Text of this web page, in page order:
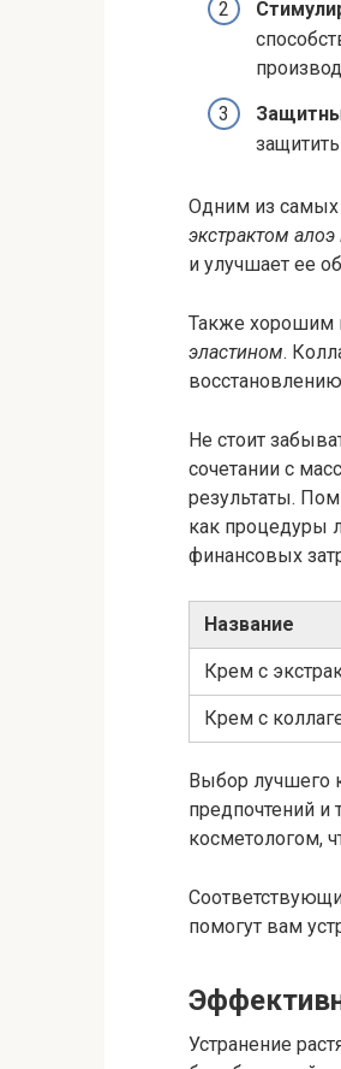
Одним из самых
экстрактом алоэ
и улучшает ее
Также хорошим
эластином.
Не стоит
сочетании с
результаты.
как процедуры
финансовых
Название
Крем с
Крем с
Выбор лучшего
предпочтений и
косметологом,
помогут вам
Устранение